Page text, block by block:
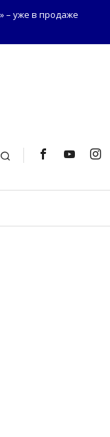
– уже в продаже
Поиск